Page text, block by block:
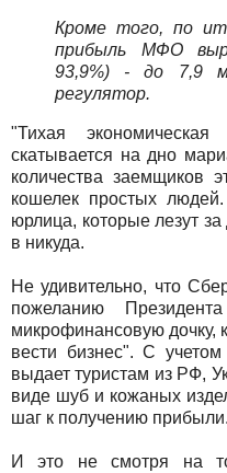
Кроме того, по
прибыль МФО
93,9%) - до 7,9
регулятор.
"Тихая экономическая
скатывается на дно
количества заемщиков
кошелек простых
юрлица, которые лезут
в никуда.
Не удивительно, что
пожеланию
микрофинансовую дочку,
вести бизнес". С
выдает туристам из РФ,
виде шуб и кожаных
шаг к получению прибыли.
И это не смотря на